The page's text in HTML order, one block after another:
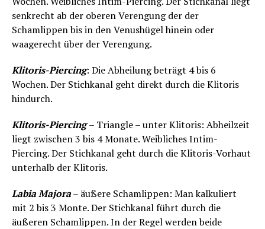
senkrecht ab der oberen Verengung der der
Schamlippen bis in den Venushügel hinein oder
waagerecht über der Verengung.
Klitoris-Piercing: Die Abheilung beträgt 4 bis 6
Wochen. Der Stichkanal geht direkt durch die Klitoris
hindurch.
Klitoris-Piercing – Triangle – unter Klitoris: Abheilzeit
liegt zwischen 3 bis 4 Monate. Weibliches Intim-
Piercing. Der Stichkanal geht durch die Klitoris-Vorhaut
unterhalb der Klitoris.
Labia Majora– äußere Schamlippen: Man kalkuliert
mit 2 bis 3 Monte. Der Stichkanal führt durch die
äußeren Schamlippen. In der Regel werden beide